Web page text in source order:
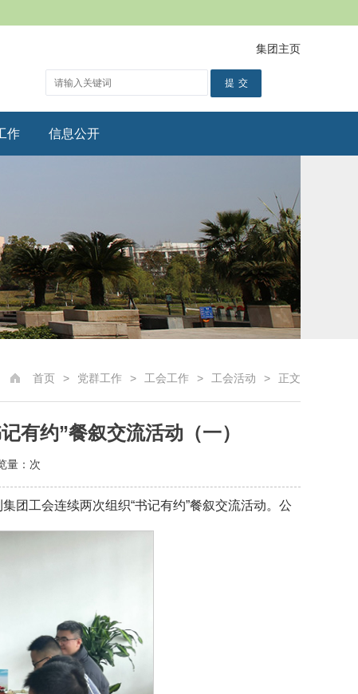
集团主页
作 信息公开
首页 > 党群工作 > 工会工作 > 工会活动 > 正文
有约”餐叙交流活动（一）
量： 次
团工会连续两次组织“书记有约”餐叙交流活动。公